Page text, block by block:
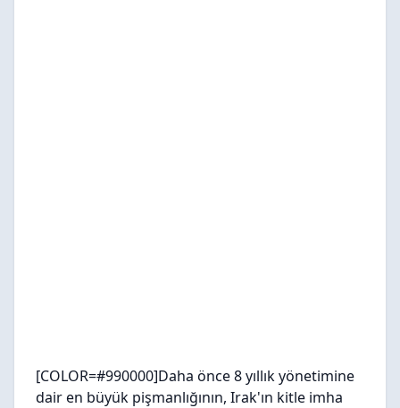
[COLOR=#990000]Daha önce 8 yıllık yönetimine
dair en büyük pişmanlığının, Irak'ın kitle imha